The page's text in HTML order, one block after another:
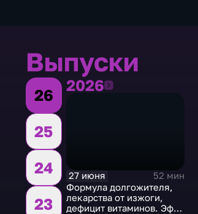
Выпуски
26
25
24
23
20262026
27 июня
52 мин
Формула долгожителя,
лекарства от изжоги,
дефицит витаминов. Эфир